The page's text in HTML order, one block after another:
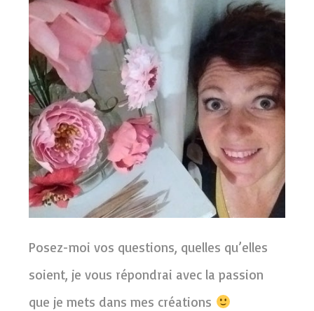
Posez-moi vos questions, quelles qu’elles
soient, je vous répondrai avec la passion
que je mets dans mes créations